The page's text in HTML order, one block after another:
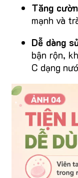
Tăng
mạnh và
Dễ dàng
bận rộn,
C dạng